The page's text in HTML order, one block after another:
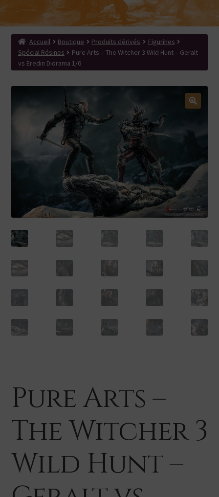
Produits dérivés
menu
Search
Accueil Boutique Produits dérivés
Figurines
Spécial Résines
Pure Arts – The Witcher 3 Wild Hunt – Geralt
vs Eredin Diorama 1/6
Pure Arts –
The Witcher 3
Wild Hunt –